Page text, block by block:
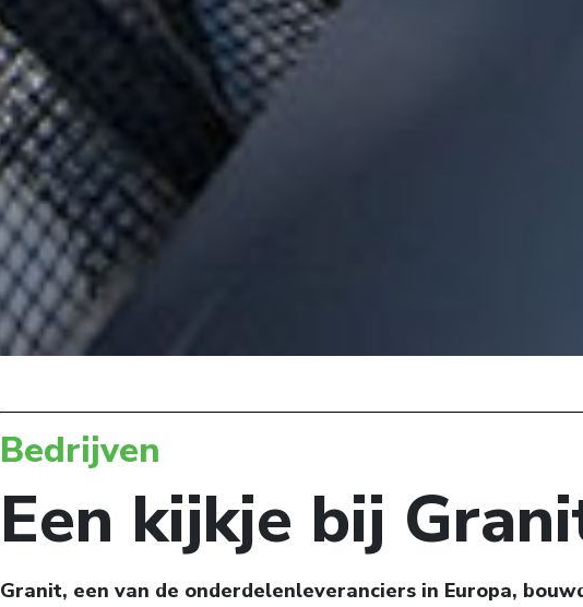
Bedrijven
Een kijkje bij
Granit, een van de onderdelenleveranciers in Europa,